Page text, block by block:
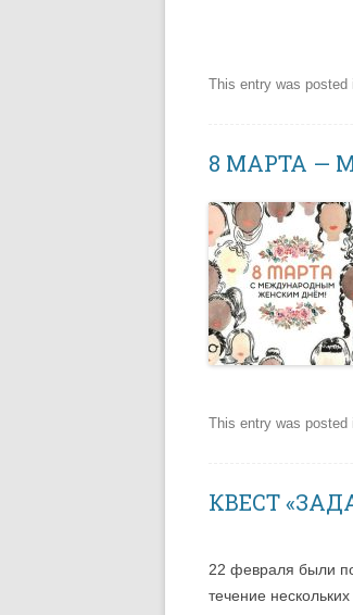
This entry was posted
8 МАРТА —
This entry was posted
КВЕСТ
22 февраля были
течение